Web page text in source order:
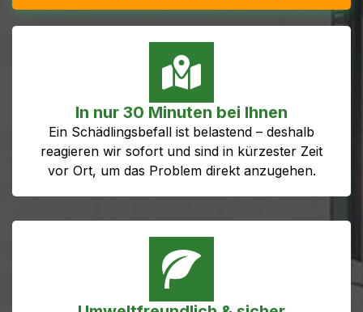
In nur 30 Minuten bei Ihnen
Ein Schädlingsbefall ist belastend – deshalb
reagieren wir sofort und sind in kürzester Zeit
vor Ort, um das Problem direkt anzugehen.